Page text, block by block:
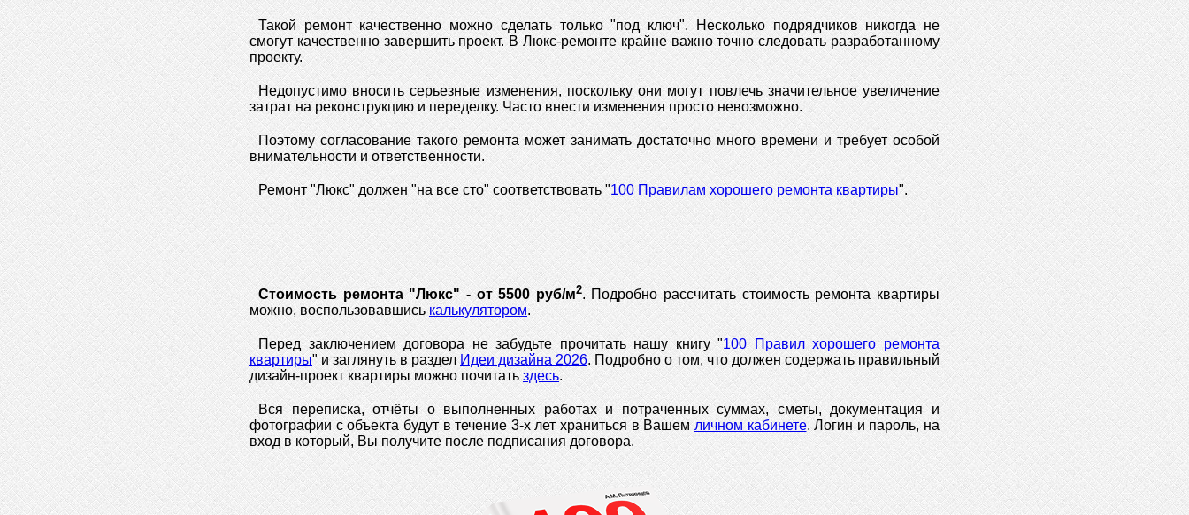
Такой ремонт качественно можно сделать только "под ключ". Несколько подрядчиков никогда не
смогут качественно завершить проект. В Люкс-ремонте крайне важно точно следовать разработанному
проекту.
Недопустимо вносить серьезные изменения, поскольку они могут повлечь значительное увеличение
затрат на реконструкцию и переделку. Часто внести изменения просто невозможно.
Поэтому согласование такого ремонта может занимать достаточно много времени и требует особой
внимательности и ответственности.
Ремонт "Люкс" должен "на все сто" соответствовать "100 Правилам хорошего ремонта квартиры".
Стоимость ремонта "Люкс" - от 5500 руб/м2. Подробно рассчитать стоимость ремонта квартиры
можно, воспользовавшиськалькулятором.
Перед заключением договора не забудьте прочитать нашу книгу "100 Правил хорошего ремонта
квартиры" и заглянуть в разделИдеи дизайна 2026. Подробно о том, что должен содержать правильный
дизайн-проект квартиры можно почитатьздесь.
Вся переписка, отчёты о выполненных работах и потраченных суммах, сметы, документация и
фотографии с объекта будут в течение 3-х лет храниться в Вашемличном кабинете. Логин и пароль, на
вход в который, Вы получите после подписания договора.